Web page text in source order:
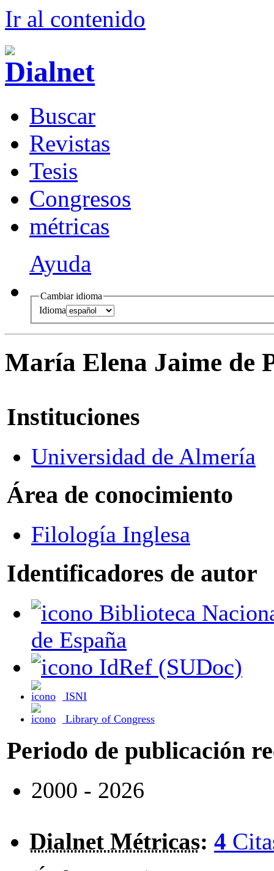
Ir al contenido
Buscar
Revistas
Tesis
Congresos
métricas
Ayuda
Cambiar idioma
Idioma
María Elena Jaime de
Instituciones
Universidad de Almería
Área de conocimiento
Filología Inglesa
Identificadores de autor
de España
IdRef (SUDoc)
ISNI
Library of Congress
Periodo de publicación
2000 - 2026
Dialnet Métricas: 4